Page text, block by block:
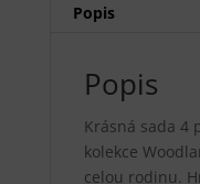
Popis
Popis
Krásná sada 4
kolekce
celou rodinu.